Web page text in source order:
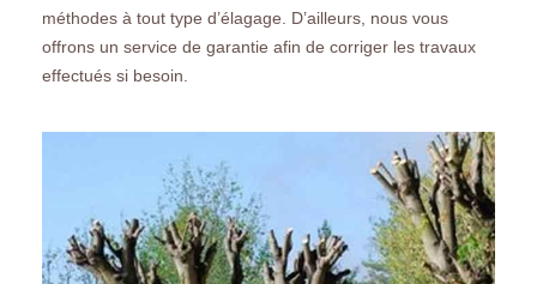
méthodes à tout type d’élagage. D’ailleurs, nous vous
offrons un service de garantie afin de corriger les travaux
effectués si besoin.